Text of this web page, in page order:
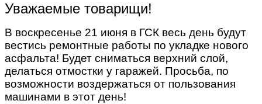
Уважаемые товарищи!
В воскресенье 21 июня в ГСК весь день будут
вестись ремонтные работы по укладке нового
асфальта! Будет сниматься верхний слой,
делаться отмостки у гаражей. Просьба, по
возможности воздержаться от пользования
машинами в этот день!